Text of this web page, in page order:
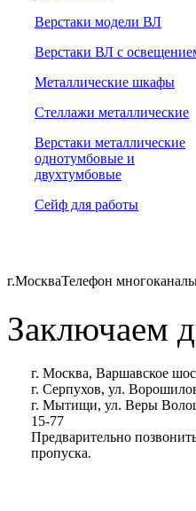
Верстаки модели ВЛ
Верстаки ВЛ с
Металлические шкафы
Стеллажи металлические
Верстаки металлические
однотумбовые и
двухтумбовые
Сейф для работы
г.МоскваТелефон
Заключаем
г. Москва, Варшавское
г. Серпухов, ул.
г. Мытищи, ул. Веры
15-77
Предварительно
пропуска.